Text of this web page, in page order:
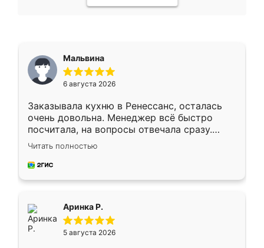
Мальвина
6 августа 2026
Заказывала кухню в Ренессанс, осталась
очень довольна. Менеджер всё быстро
посчитала, на вопросы отвечала сразу.
Замерщик приехал в субботу, подошёл к
делу со всей ответственностью. Собрали
за день, ребята работали аккуратно, даже
Читать полностью
Аринка Р.
5 августа 2026